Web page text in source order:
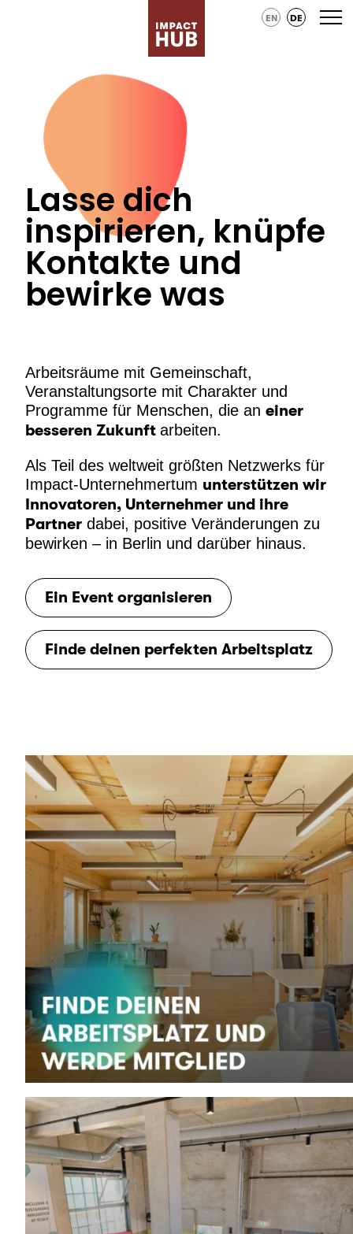
EN DE
Lasse dich
inspirieren, knüpfe
Kontakte und
bewirke was
Arbeitsräume mit Gemeinschaft,
Veranstaltungsorte mit Charakter und
Programme für Menschen, die an einer
besseren Zukunft arbeiten.
Als Teil des weltweit größten Netzwerks für
Impact-Unternehmertum unterstützen wir
Innovatoren, Unternehmer und ihre
Partner dabei, positive Veränderungen zu
bewirken – in Berlin und darüber hinaus.
Ein Event organisieren
Finde deinen perfekten Arbeitsplatz